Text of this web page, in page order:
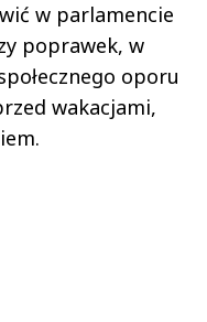
w parlamencie
poprawek, w
oporu
wakacjami,